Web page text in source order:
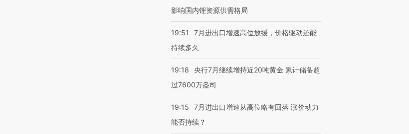
影响国内锂资源供需格局
19:51
7月进出口增速高位放缓，价格驱动还能
持续多久
19:18
央行7月继续增持近20吨黄金 累计储备超
过7600万盎司
19:15
7月进出口增速从高位略有回落 涨价动力
能否持续？